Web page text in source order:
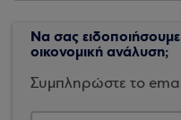
Να σας
οικονομική ανάλυση;
Συμπληρώστε το